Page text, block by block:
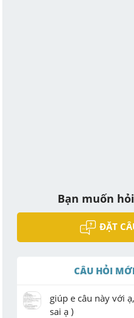
Bạn muốn
ĐẶT
CÂU HỎI
giúp e câu này với
sai ạ )